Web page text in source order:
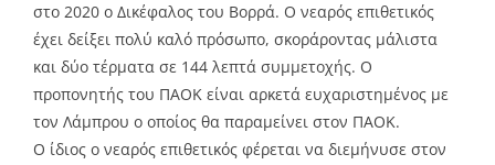
στο 2020 ο Δικέφαλος του Βορρά. Ο νεαρός επιθετικός
έχει δείξει πολύ καλό πρόσωπο, σκοράροντας μάλιστα
και δύο τέρματα σε 144 λεπτά συμμετοχής. Ο
προπονητής του ΠΑΟΚ είναι αρκετά ευχαριστημένος με
τον Λάμπρου ο οποίος θα παραμείνει στον ΠΑΟΚ.
Ο ίδιος ο νεαρός επιθετικός φέρεται να διεμήνυσε στον